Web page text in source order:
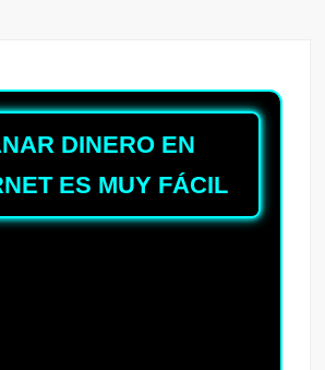
DINERO EN
ES MUY FÁCIL